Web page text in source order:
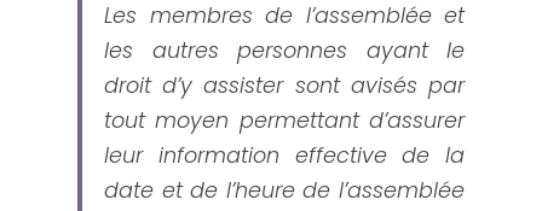
Les membres de l’assemblée et
les autres personnes ayant le
droit d’y assister sont avisés par
tout moyen permettant d’assurer
leur information effective de la
date et de l’heure de l’assemblée